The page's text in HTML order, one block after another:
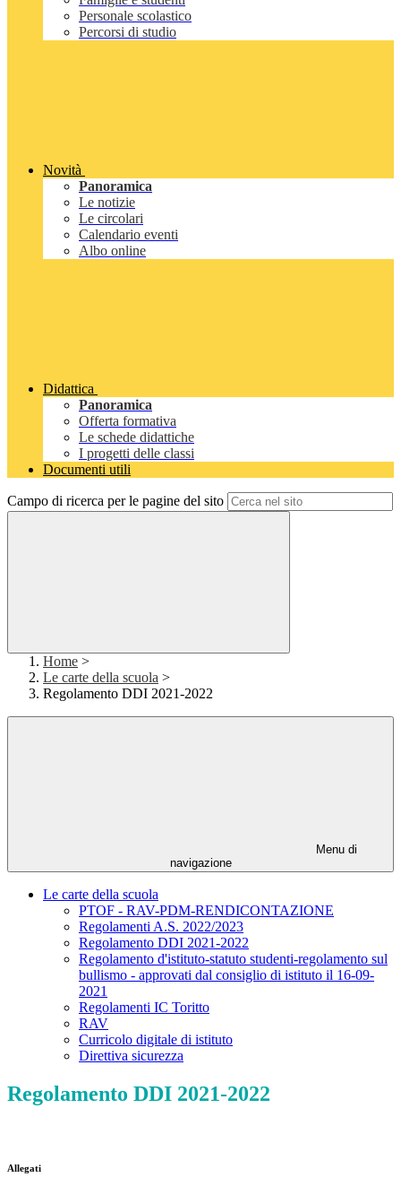
Personale scolastico
Percorsi di studio
Novità
Panoramica
Le notizie
Le circolari
Calendario eventi
Albo online
Didattica
Panoramica
Offerta formativa
Le schede didattiche
I progetti delle classi
Documenti utili
Campo di ricerca per le pagine del sito
Home >
Le carte della scuola >
Regolamento DDI 2021-2022
Menu di
navigazione
Le carte della scuola
PTOF - RAV-PDM-RENDICONTAZIONE
Regolamenti A.S. 2022/2023
Regolamento DDI 2021-2022
Regolamento d'istituto-statuto studenti-regolamento sul
bullismo - approvati dal consiglio di istituto il 16-09-
2021
Regolamenti IC Toritto
RAV
Curricolo digitale di istituto
Direttiva sicurezza
Regolamento DDI 2021-2022
Allegati